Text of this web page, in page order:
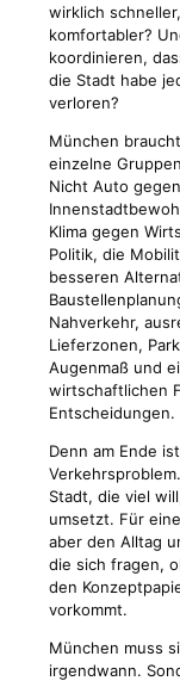
wirklich
komfortabler?
koordinieren,
die Stadt habe
verloren?
München
einzelne
Nicht Auto
Klima gegen
Politik, die
besseren
Nahverkehr,
Lieferzonen,
Augenmaß und
wirtschaftlichen
Entscheidungen.
Denn am Ende
Stadt, die viel
umsetzt. Für
aber den Alltag
die sich fragen,
den
vorkommt.
München muss
irgendwann.